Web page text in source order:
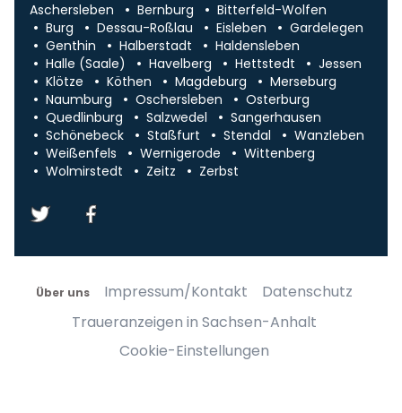
Aschersleben Bernburg
Bitterfeld-Wolfen
Burg
Dessau-Roßlau Eisleben
Gardelegen
Genthin
Halberstadt
Haldensleben
Halle (Saale)
Havelberg Hettstedt
Jessen
Klötze
Köthen Magdeburg
Merseburg
Naumburg
Oschersleben
Osterburg
Quedlinburg
Salzwedel
Sangerhausen
Schönebeck
Staßfurt Stendal
Wanzleben
Weißenfels
Wernigerode
Wittenberg
Wolmirstedt
Zeitz Zerbst
Über uns Impressum/Kontakt
Datenschutz
Traueranzeigen in Sachsen-Anhalt
Cookie-Einstellungen